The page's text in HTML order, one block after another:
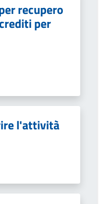
recupero
per
l'attività